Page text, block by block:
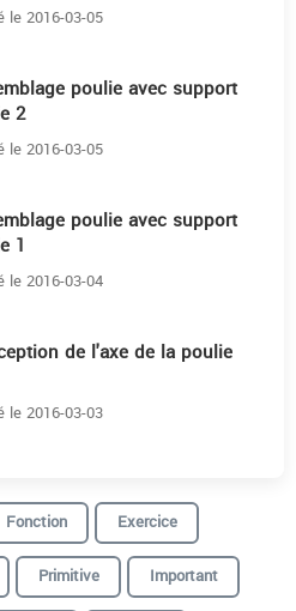
le 2016-03-05
poulie avec support
2
le 2016-03-05
poulie avec support
1
le 2016-03-04
de l'axe de la poulie
le 2016-03-03
Fonction
Exercice
Primitive
Important